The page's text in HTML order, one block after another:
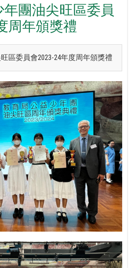
團油尖旺區委員
周年頒獎禮
區委員會2023-24年度周年頒獎禮